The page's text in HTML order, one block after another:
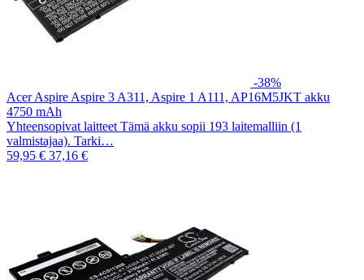
-38%
Acer Aspire Aspire 3 A311, Aspire 1 A111, AP16M5JKT akku
4750 mAh
Yhteensopivat laitteet Tämä akku sopii 193 laitemalliin (1
valmistajaa). Tarki…
59,95 € 37,16 €